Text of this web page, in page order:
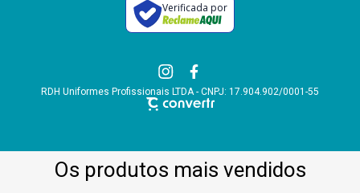
Verificada por
RDH Uniformes Profissionais LTDA - CNPJ: 17.904.902/0001-55